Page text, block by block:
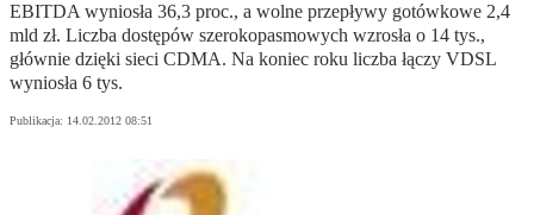
EBITDA wyniosła 36,3 proc., a wolne przepływy gotówkowe 2,4
mld zł. Liczba dostępów szerokopasmowych wzrosła o 14 tys.,
głównie dzięki sieci CDMA. Na koniec roku liczba łączy VDSL
wyniosła 6 tys.
Publikacja: 14.02.2012 08:51